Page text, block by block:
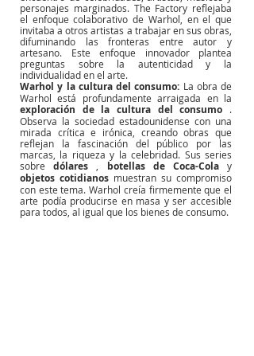
personajes marginados. The Factory reflejaba
el enfoque colaborativo de Warhol, en el que
invitaba a otros artistas a trabajar en sus obras,
difuminando las fronteras entre autor y
artesano. Este enfoque innovador plantea
preguntas sobre la autenticidad y la
individualidad en el arte.
Warhol y la cultura del consumo: La obra de
Warhol está profundamente arraigada en la
exploración de la cultura del consumo
.
Observa la sociedad estadounidense con una
mirada crítica e irónica, creando obras que
reflejan la fascinación del público por las
marcas, la riqueza y la celebridad. Sus series
sobre
dólares botellas de Coca-Cola y
objetos cotidianos muestran su compromiso
con este tema. Warhol creía firmemente que el
arte podía producirse en masa y ser accesible
para todos, al igual que los bienes de consumo.